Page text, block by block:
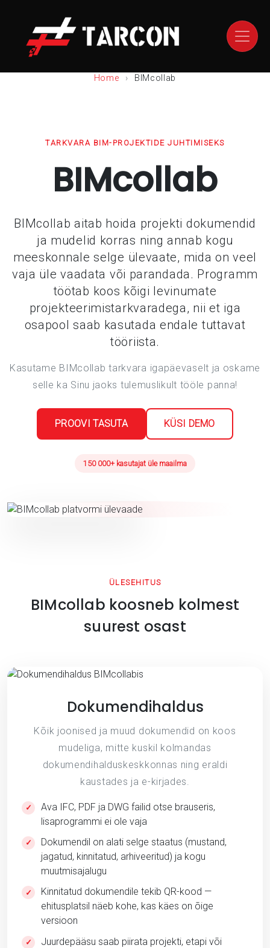
Home BIMcollab
TARKVARA BIM-PROJEKTIDE JUHTIMISEKS
BIMcollab
BIMcollab aitab hoida projekti dokumendid
ja mudelid korras ning annab kogu
meeskonnale selge ülevaate, mida on veel
vaja üle vaadata või parandada. Programm
töötab koos kõigi levinumate
projekteerimistarkvaradega, nii et iga
osapool saab kasutada endale tuttavat
tööriista.
Kasutame BIMcollab tarkvara igapäevaselt ja oskame
selle ka Sinu jaoks tulemuslikult tööle panna!
PROOVI TASUTA KÜSI DEMO
150 000+ kasutajat üle maailma
ÜLESEHITUS
BIMcollab koosneb kolmest
suurest osast
Dokumendihaldus
Kõik joonised ja muud dokumendid on koos
mudeliga, mitte kuskil kolmandas
dokumendihalduskeskkonnas ning eraldi
kaustades ja e-kirjades.
✓
Ava IFC, PDF ja DWG failid otse brauseris,
lisaprogrammi ei ole vaja
✓
Dokumendil on alati selge staatus (mustand,
jagatud, kinnitatud, arhiveeritud) ja kogu
muutmisajalugu
✓
Kinnitatud dokumendile tekib QR-kood —
ehitusplatsil näeb kohe, kas käes on õige
versioon
✓
Juurdepääsu saab piirata projekti, etapi või